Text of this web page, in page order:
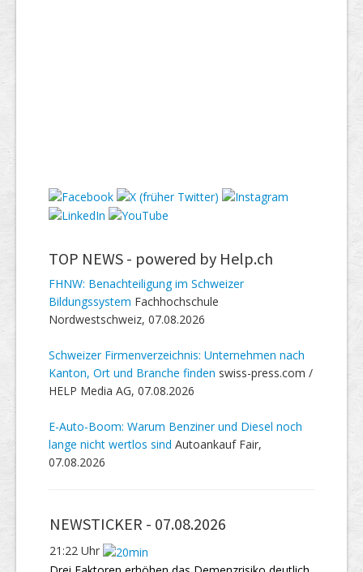
TOP NEWS - powered by Help.ch
FHNW: Benachteiligung im Schweizer
Bildungssystem Fachhochschule
Nordwestschweiz, 07.08.2026
Schweizer Firmenverzeichnis: Unternehmen nach
Kanton, Ort und Branche finden swiss-press.com /
HELP Media AG, 07.08.2026
E-Auto-Boom: Warum Benziner und Diesel noch
lange nicht wertlos sind Autoankauf Fair,
07.08.2026
NEWSTICKER - 07.08.2026
21:22 Uhr